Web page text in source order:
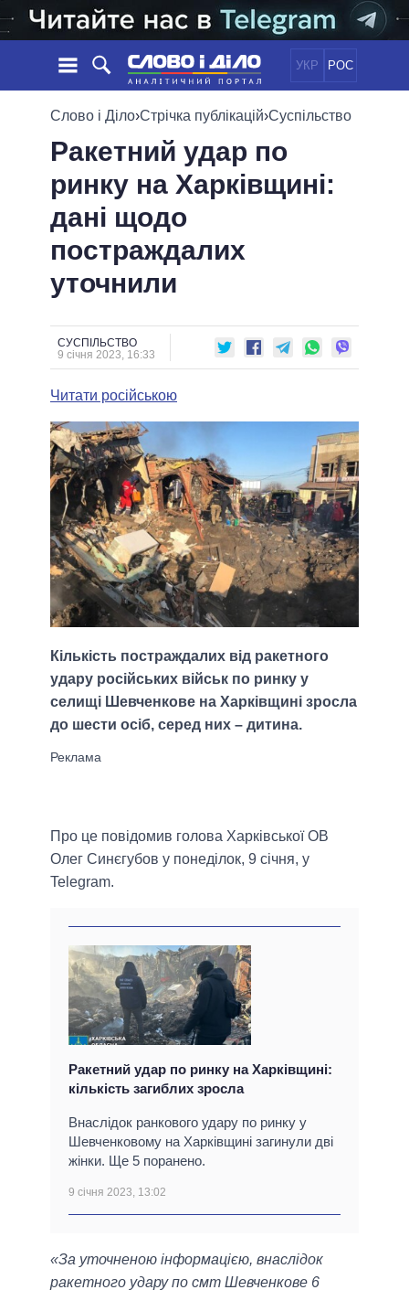
УКР РОС
НОВИНИ
СТРІЧКА
ПОДІЇ
СТАТТІ
ОГЛЯДИ
ДАЙДЖЕСТИ
ПОЛІТИКА
ЕКОНОМІКА
ОБIЦЯНКИ
ПОЛIТИКИ
УСІ ПОЛІТИКИ
ПРЕЗИДЕНТ І ОФІС
ВЕРХОВНА РАДА
ГОЛОВИ ОБЛАДМІНІСТРАЦІЙ
МЕРИ МІСТ
ВСІ ПЕРСОНИ
ІНФОГРАФІКА
ПОРІВНЯННЯ ПОЛІТИКІВ
Слово і Діло›Стрічка публікацій›Суспільство
Ракетний удар по
ринку на Харківщині:
дані щодо
постраждалих
уточнили
СУСПІЛЬСТВО
9 січня 2023, 16:33
Читати російською
Кількість постраждалих від ракетного
удару російських військ по ринку у
селищі Шевченкове на Харківщині зросла
до шести осіб, серед них – дитина.
Про це повідомив голова Харківської ОВ
Олег Синєгубов у понеділок, 9 січня, у
Telegram.
Ракетний удар по ринку на Харківщині:
кількість загиблих зросла
Внаслідок ранкового удару по ринку у
Шевченковому на Харківщині загинули дві
жінки. Ще 5 поранено.
9 січня 2023, 13:02
«За уточненою інформацією, внаслідок
ракетного удару по смт Шевченкове 6